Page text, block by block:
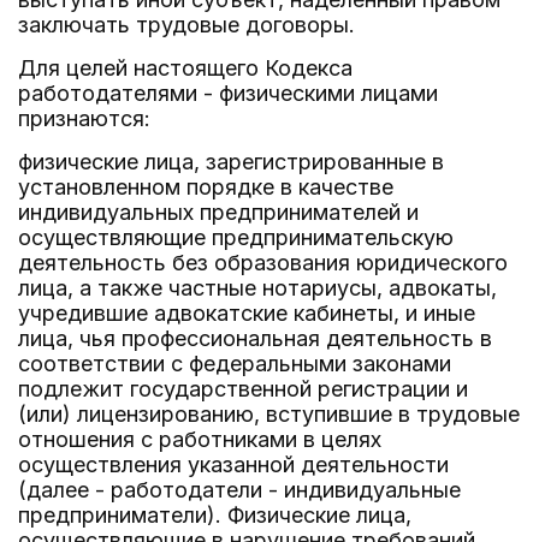
заключать трудовые договоры.
Для целей настоящего Кодекса
работодателями - физическими лицами
признаются:
физические лица, зарегистрированные в
установленном порядке в качестве
индивидуальных предпринимателей и
осуществляющие предпринимательскую
деятельность без образования юридического
лица, а также частные нотариусы, адвокаты,
учредившие адвокатские кабинеты, и иные
лица, чья профессиональная деятельность в
соответствии с федеральными законами
подлежит государственной регистрации и
(или) лицензированию, вступившие в трудовые
отношения с работниками в целях
осуществления указанной деятельности
(далее - работодатели - индивидуальные
предприниматели). Физические лица,